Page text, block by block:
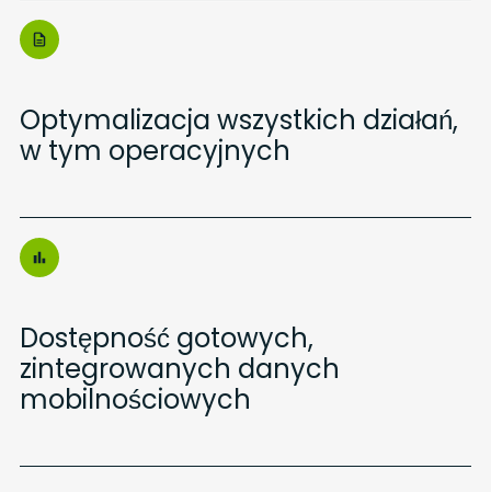
Optymalizacja wszystkich działań,
w tym operacyjnych
Dostępność gotowych,
zintegrowanych danych
mobilnościowych